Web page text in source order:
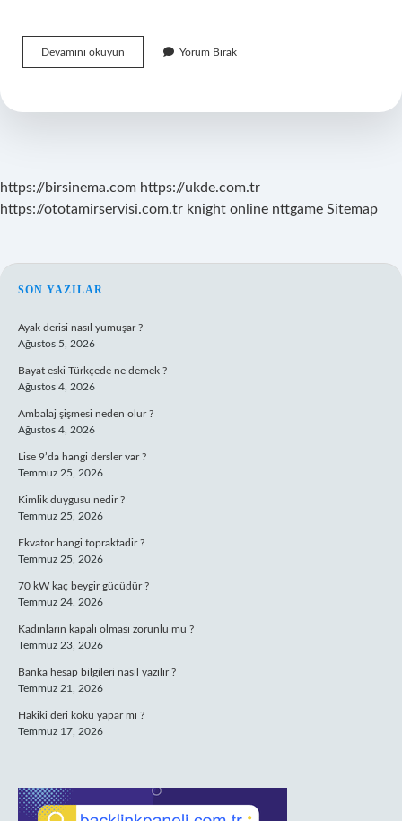
Devamını okuyun
Kelimesi
Gelir
Yorum Bırak
https://birsinema.com https://ukde.com.tr
https://ototamirservisi.com.tr knight online nttgame Sitemap
SIDEBAR
SON YAZILAR
Ayak derisi nasıl yumuşar ?
Ağustos 5, 2026
Bayat eski Türkçede ne demek ?
Ağustos 4, 2026
Ambalaj şişmesi neden olur ?
Ağustos 4, 2026
Lise 9’da hangi dersler var ?
Temmuz 25, 2026
Kimlik duygusu nedir ?
Temmuz 25, 2026
Ekvator hangi topraktadir ?
Temmuz 25, 2026
70 kW kaç beygir gücüdür ?
Temmuz 24, 2026
Kadınların kapalı olması zorunlu mu ?
Temmuz 23, 2026
Banka hesap bilgileri nasıl yazılır ?
Temmuz 21, 2026
Hakiki deri koku yapar mı ?
Temmuz 17, 2026